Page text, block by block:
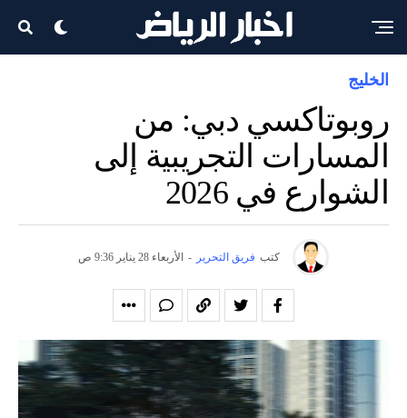
الخليج
روبوتاكسي دبي: من
المسارات التجريبية إلى
الشوارع في 2026
كتب فريق التحرير - الأربعاء 28 يناير 9:36 ص